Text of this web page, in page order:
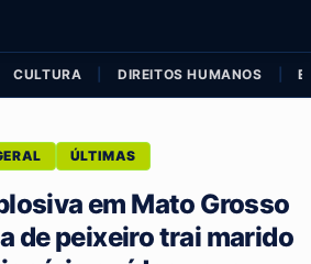
CULTURA DIREITOS HUMANOS
ÚLTIMAS
em Mato Grosso
de peixeiro trai marido